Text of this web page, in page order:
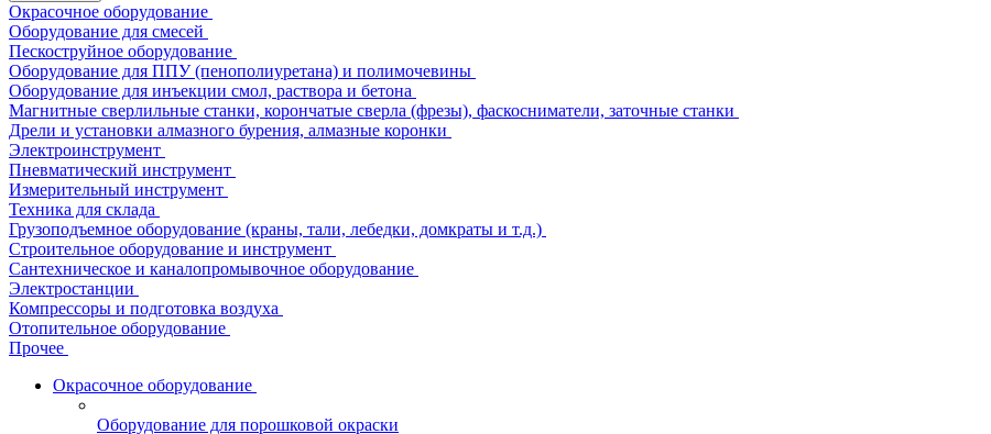
Окрасочное оборудование
Оборудование для смесей
Пескоструйное оборудование
Оборудование для ППУ (пенополиуретана) и полимочевины
Оборудование для инъекции смол, раствора и бетона
Магнитные сверлильные станки, корончатые сверла (фрезы), фаскосниматели, заточные станки
Дрели и установки алмазного бурения, алмазные коронки
Электроинструмент
Пневматический инструмент
Измерительный инструмент
Техника для склада
Грузоподъемное оборудование (краны, тали, лебедки, домкраты и т.д.)
Строительное оборудование и инструмент
Сантехническое и каналопромывочное оборудование
Электростанции
Компрессоры и подготовка воздуха
Отопительное оборудование
Прочее
Окрасочное оборудование
Оборудование для порошковой окраски